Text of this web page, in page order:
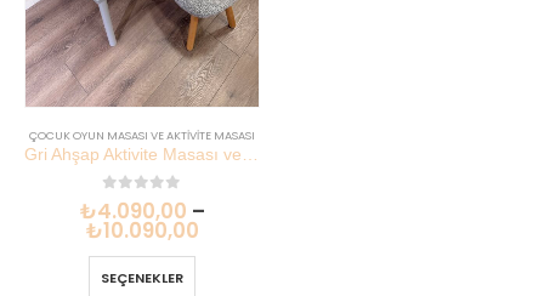
ÇOCUK OYUN MASASI VE AKTIVITE MASASI
0 out of 5
₺4.090,00 –
₺10.090,00
SEÇENEKLER